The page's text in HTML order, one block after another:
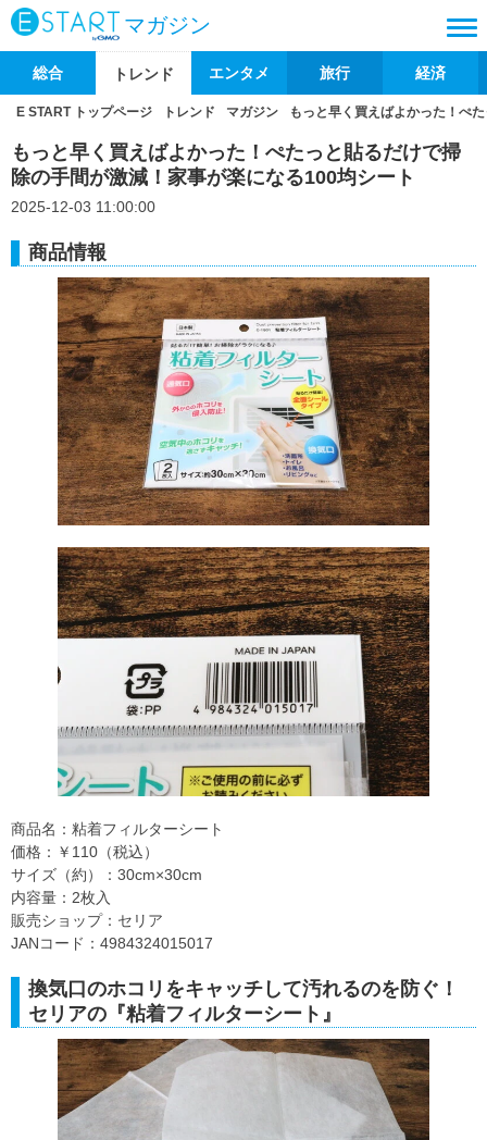
マガジン
総合 トレンド エンタメ 旅行 経済
E START トップページ トレンド マガジン もっと早く買えばよかった！ぺ
もっと早く買えばよかった！ぺたっと貼るだけで掃
除の手間が激減！家事が楽になる100均シート
2025-12-03 11:00:00
商品情報
商品名：粘着フィルターシート
価格：￥110（税込）
サイズ（約）：30cm×30cm
内容量：2枚入
販売ショップ：セリア
JANコード：4984324015017
換気口のホコリをキャッチして汚れるのを防ぐ！
セリアの『粘着フィルターシート』